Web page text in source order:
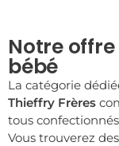
Notre
bébé
La catégorie
Thieffry Frères
tous
Vous trouverez des